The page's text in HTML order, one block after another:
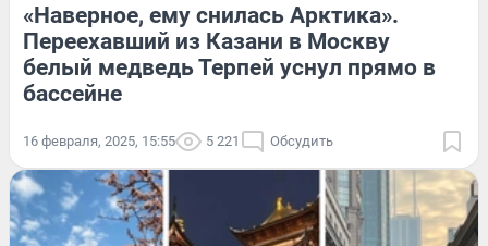
«Наверное, ему снилась Арктика».
Переехавший из Казани в Москву
белый медведь Терпей уснул прямо в
бассейне
16 февраля, 2025, 15:55 5 221 Обсудить